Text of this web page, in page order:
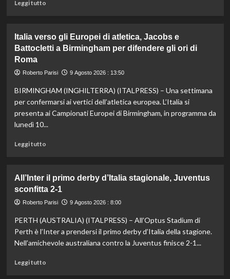
Leggi tutto
Sinner
salta
Cincinnati
un
problema
al
ginocchio
destro:
sto
preparazione
per
Us
Open”
Italia verso gli Europei di atletica, Jacobs e
Battocletti a Birmingham per difendere gli ori di
Roma
Roberto Parisi 9 Agosto 2026 : 13:50
BIRMINGHAM (INGHILTERRA) (ITALPRESS) – Una settimana
per confermarsi ai vertici dell’atletica europea. L’Italia si
presenta ai Campionati Europei di Birmingham, in programma da
lunedì 10...
Leggi tuttoLeggi
Italia
verso
gli
di
atletica,
Jacobs
All’Inter il primo derby d’Italia stagionale, Juventus
sconfitta 2-1
Roberto Parisi 9 Agosto 2026 : 8:00
PERTH (AUSTRALIA) (ITALPRESS) – All’Optus Stadium di
Perth è l’Inter a prendersi il primo derby d’Italia della stagione.
Nell’amichevole australiana contro la Juventus finisce 2-1...
Leggi tuttoLeggi